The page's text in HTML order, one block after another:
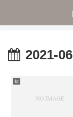
2021-06
kt